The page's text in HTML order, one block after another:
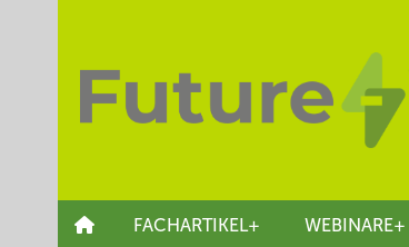
FACHARTIKEL+ WEBINARE+